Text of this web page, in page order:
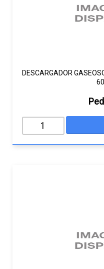
DESCARGADOR